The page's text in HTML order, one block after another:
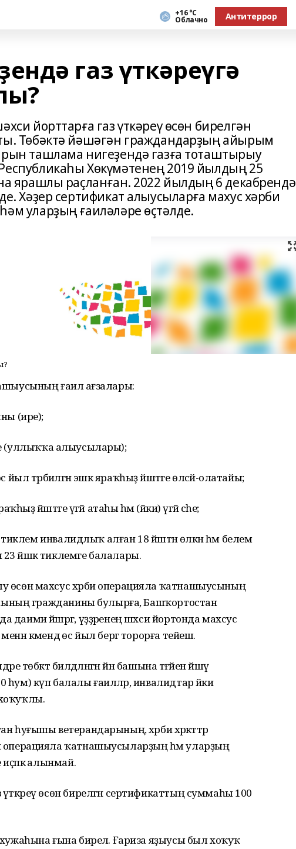
+16 °С
Облачно Антитеррор
газ үткәреүгә
йорттарға газ үткәреү өсөн бирелгән
Төбәктә йәшәгән граждандарҙың айырым
ташлама нигеҙендә газға тоташтырыу
Хөкүмәтенең 2019 йылдың 25
ярашлы раҫланған. 2022 йылдың 6 декабрендә
Хәҙер сертификат алыусыларға махус хәрби
уларҙың ғаиләләре өҫтәлде.
ғаилә ағзалары:
(ире);
(уллыҡҡа алыусылары);
йыл тәрбиәләгән эшкә яраҡһыҙ йәштәге өләсәй-олатайы;
йәштәге үгәй атаһы һәм (йәки) үгәй әсәһе;
тиклем инвалидлыҡ алған 18 йәштән өлкән һәм белем
йәшкә тиклемге балалары.
махсус хәрби операцияла ҡатнашыусының
гражданины булырға, Башҡортостан
йәшәргә, үҙҙәренең шәхси йортонда махсус
кәмендә өс йыл бергә торорға тейеш.
төбәктә билдәләнгән йән башына тәғәйен йәшәү
күп балалы ғаиләләр, инвалидтар йәки
хоҡуҡлы.
ветерандарының, хәрби хәрәкәттәр
операцияла ҡатнашыусыларҙың һәм уларҙың
алынмай.
өсөн бирелгән сертификаттың суммаһы 100
ғына бирелә. Ғариза яҙыусы был хоҡуҡ